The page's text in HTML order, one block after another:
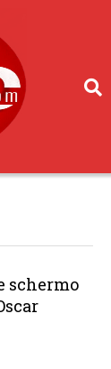
schermo